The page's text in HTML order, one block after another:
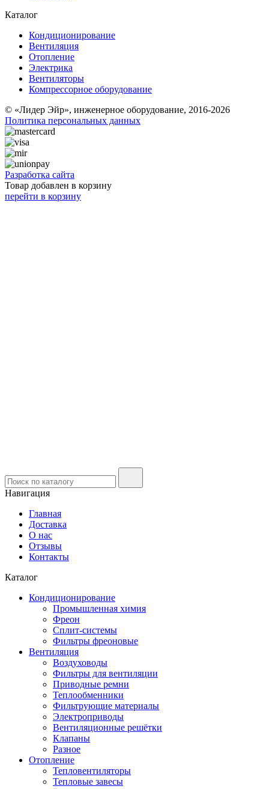
Каталог
Кондиционирование
Вентиляция
Отопление
Электрика
Вентиляторы
Компрессорное оборудование
© «Лидер Эйр», инженерное оборудование, 2016-2026
Политика персональных данных
Разработка сайта
Товар добавлен в корзину
перейти в корзину
Навигация
Главная
Доставка
О нас
Отзывы
Контакты
Каталог
Кондиционирование
Промышленная химия
Фреон
Сплит-системы
Фильтры фреоновые
Вентиляция
Воздуховоды
Фильтры для вентиляции
Приводные ремни
Теплообменники
Фильтрующие материалы
Электроприводы
Вентиляционные решётки
Клапаны
Разное
Отопление
Тепловентиляторы
Тепловые завесы